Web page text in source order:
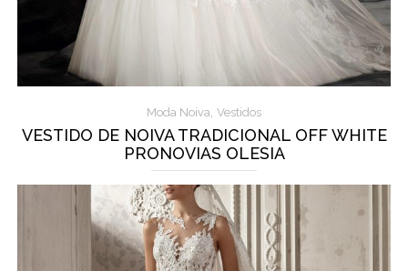
Moda Noiva, Vestidos
VESTIDO DE NOIVA TRADICIONAL OFF WHITE
PRONOVIAS OLESIA